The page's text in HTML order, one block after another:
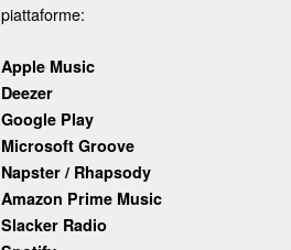
piattaforme:
Apple Music
Deezer
Google Play
Microsoft Groove
Napster / Rhapsody
Amazon Prime Music
Slacker Radio